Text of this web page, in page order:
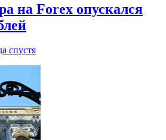
на Forex опускался
спустя